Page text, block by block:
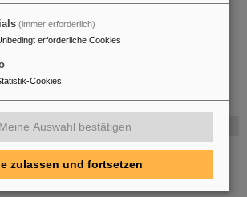
(immer erforderlich)
erforderliche Cookies
Cookies
Meine Auswahl bestätigen
zulassen und fortsetzen